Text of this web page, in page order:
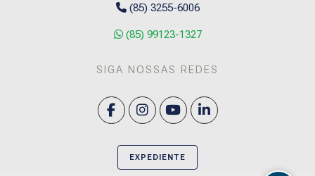
(85) 3255-6006
(85) 99123-1327
SIGA NOSSAS REDES
EXPEDIENTE